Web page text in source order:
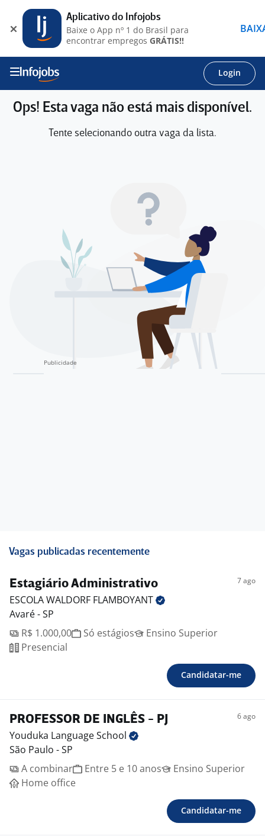
Login
Ops! Esta vaga não está mais disponível.
Tente selecionando outra vaga da lista.
Vagas publicadas recentemente
Estagiário Administrativo 7 ago
ESCOLA WALDORF FLAMBOYANT
Avaré - SP
R$ 1.000,00
Só estágios
Ensino Superior
Presencial
Candidatar-me
PROFESSOR DE INGLÊS - PJ 6 ago
Youduka LanguageSchool
São Paulo - SP
A combinar
Entre 5 e 10 anos
Ensino Superior
Home office
Candidatar-me
Aplicativo do Infojobs
Baixe o App nº 1 do Brasil para
encontrar empregos GRÁTIS!!